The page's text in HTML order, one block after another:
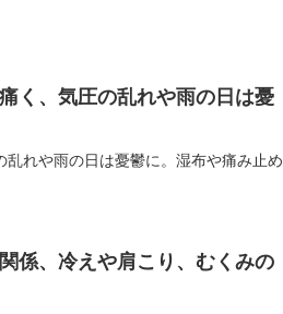
く、気圧の乱れや雨の日は憂
れや雨の日は憂鬱に。湿布や痛み止め
係、冷えや肩こり、むくみの